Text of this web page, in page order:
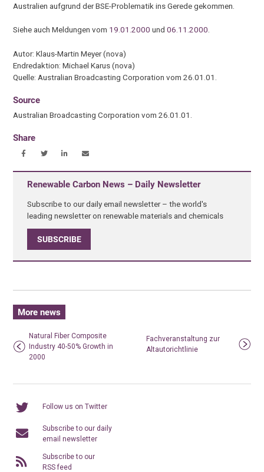
Australien aufgrund der BSE-Problematik ins Gerede gekommen.
Siehe auch Meldungen vom 19.01.2000 und06.11.2000.
Autor: Klaus-Martin Meyer (nova)
Endredaktion: Michael Karus (nova)
Quelle: Australian Broadcasting Corporation vom 26.01.01.
Source
Australian Broadcasting Corporation vom 26.01.01.
Share
Renewable Carbon News – Daily Newsletter
Subscribe to our daily email newsletter – the world's
leading newsletter on renewable materials and chemicals
SUBSCRIBE
More news
Natural Fiber Composite
Industry 40-50% Growth in
2000
Fachveranstaltung zur
Altautorichtlinie
Follow us on Twitter
Subscribe to our daily
email newsletter
Subscribe to our
RSS feed